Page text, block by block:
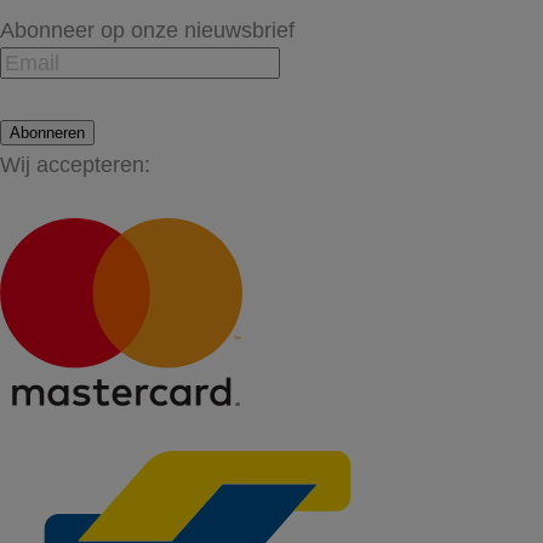
Abonneer op onze nieuwsbrief
Abonneren
Wij accepteren: